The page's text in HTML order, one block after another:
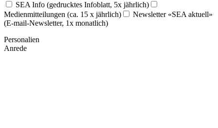
SEA Info (gedrucktes Infoblatt, 5x jährlich)
Medienmitteilungen (ca. 15 x jährlich)
Newsletter «SEA aktuell»
(E-mail-Newsletter, 1x monatlich)
Personalien
Anrede